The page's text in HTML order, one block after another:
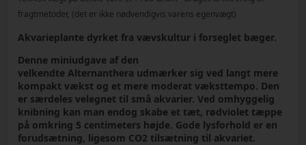
fragtmetoder, (det er ikke nødvendigvis varens egenvægt)
Akvarieplante dyrket fra vævskultur i forseglet bæger.
Denne miniudgave af den
velkendte Alternanthera udmærker sig ved langt mere
kompakt vækst og et mere moderat væksttempo. Den
er særdeles velegnet til små akvarier. Ved omhyggelig
knibning kan man endog skabe et tæt, rødviolet tæppe
på omkring 5 centimeters højde. Gode lysforhold er en
forudsætning, ligesom CO2 tilsætning til akvariet.